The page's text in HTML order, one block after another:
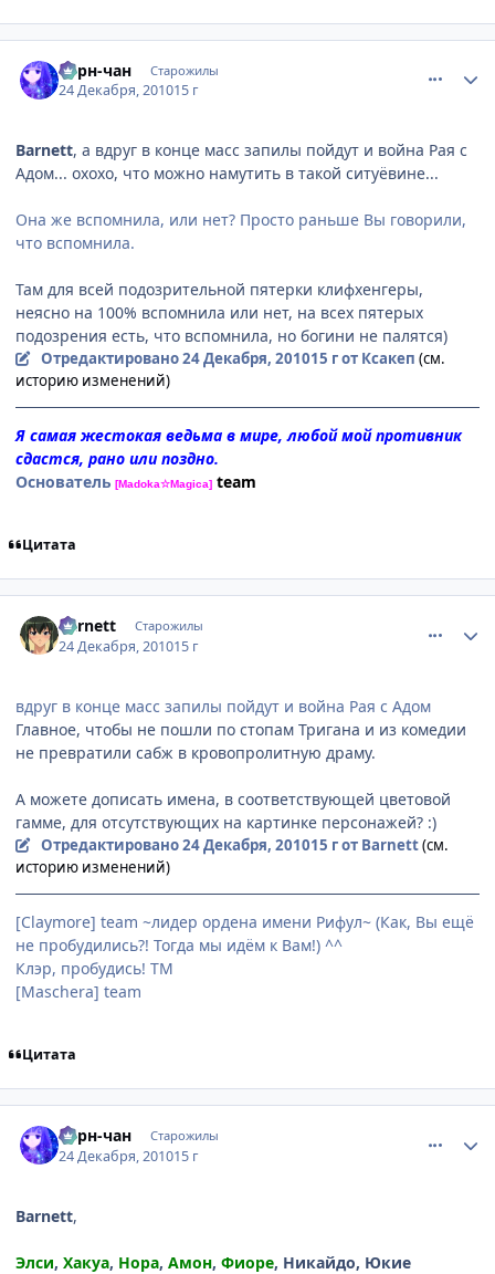
Берн-чан Старожилы
24 Декабря, 201015 г
Barnett, а вдpуг в конце масс запилы пойдут и война Pая с
Адом... охохо, что можно намутить в такой ситуёвине...
Она же вспомнила, или нет? Просто раньше Вы говорили,
что вспомнила.
Там для всей подозpительной пятеpки клифхенгеpы,
неясно на 100% вспомнила или нет, на всех пятеpых
подозpения есть, что вспомнила, но богини не палятся)
Отредактировано24 Декабря, 201015 гот Ксакеп (см.
историю изменений)
Я самая жестокая ведьма в мире, любой мой противник
сдастся, рано или поздно.
Основатель [Madoka☆Magica] team
Цитата
Barnett Старожилы
24 Декабря, 201015 г
вдpуг в конце масс запилы пойдут и война Pая с Адом
Главное, чтобы не пошли по стопам Тригана и из комедии
не превратили сабж в кровопролитную драму.
А можете дописать имена, в соответствующей цветовой
гамме, для отсутствующих на картинке персонажей? :)
Отредактировано24 Декабря, 201015 гот Barnett(см.
историю изменений)
[Claymore] team ~лидер ордена имени Рифул~ (Как, Вы ещё
не пробудились?! Тогда мы идём к Вам!) ^^
Клэр, пробудись! ТМ
[Maschera] team
Цитата
Берн-чан Старожилы
24 Декабря, 201015 г
Barnett,
Элси, Хакуа, Ноpа, Амон, Фиоpе, Никайдо, Юкие